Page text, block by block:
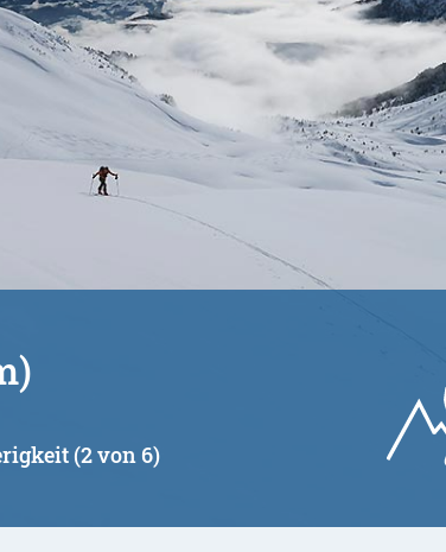
Schwierigkeitsgrad:
von
bis
Kondition (Tourdauer):
von
bis
(2 von 6)